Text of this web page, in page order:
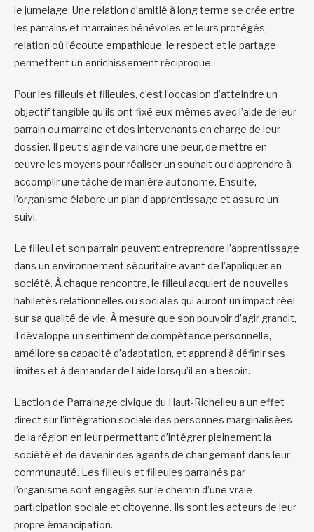
le jumelage. Une relation d’amitié à long terme se crée entre
les parrains et marraines bénévoles et leurs protégés,
relation où l’écoute empathique, le respect et le partage
permettent un enrichissement réciproque.
Pour les filleuls et filleules, c’est l’occasion d’atteindre un
objectif tangible qu’ils ont fixé eux-mêmes avec l’aide de leur
parrain ou marraine et des intervenants en charge de leur
dossier. Il peut s’agir de vaincre une peur, de mettre en
œuvre les moyens pour réaliser un souhait ou d’apprendre à
accomplir une tâche de manière autonome. Ensuite,
l’organisme élabore un plan d’apprentissage et assure un
suivi.
Le filleul et son parrain peuvent entreprendre l’apprentissage
dans un environnement sécuritaire avant de l’appliquer en
société. À chaque rencontre, le filleul acquiert de nouvelles
habiletés relationnelles ou sociales qui auront un impact réel
sur sa qualité de vie. À mesure que son pouvoir d’agir grandit,
il développe un sentiment de compétence personnelle,
améliore sa capacité d’adaptation, et apprend à définir ses
limites et à demander de l’aide lorsqu’il en a besoin.
L’action de Parrainage civique du Haut-Richelieu a un effet
direct sur l’intégration sociale des personnes marginalisées
de la région en leur permettant d’intégrer pleinement la
société et de devenir des agents de changement dans leur
communauté. Les filleuls et filleules parrainés par
l’organisme sont engagés sur le chemin d’une vraie
participation sociale et citoyenne. Ils sont les acteurs de leur
propre émancipation.